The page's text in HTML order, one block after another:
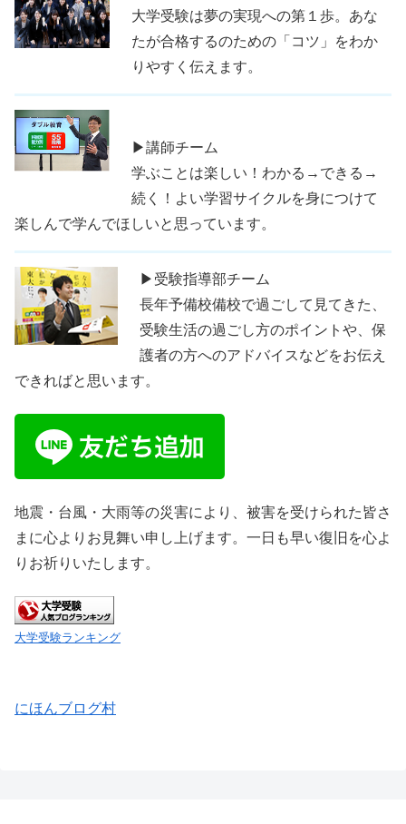
大学受験は夢の実現への第１歩。あな
たが合格するのための「コツ」をわか
りやすく伝えます。
▶講師チーム
学ぶことは楽しい！わかる→できる→
続く！よい学習サイクルを身につけて
楽しんで学んでほしいと思っています。
▶受験指導部チーム
長年予備校備校で過ごして見てきた、
受験生活の過ごし方のポイントや、保
護者の方へのアドバイスなどをお伝え
できればと思います。
地震・台風・大雨等の災害により、被害を受けられた皆さ
まに心よりお見舞い申し上げます。一日も早い復旧を心よ
りお祈りいたします。
大学受験ランキング
にほんブログ村